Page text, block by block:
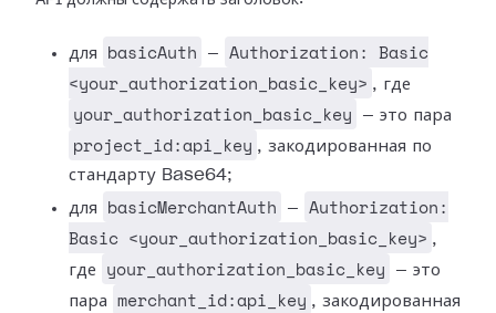
для basicAuth —
Authorization: Basic
<your_authorization_basic_key> , где
your_authorization_basic_key — это пара
project_id:api_key , закодированная по
стандарту Base64;
для
basicMerchantAuth —
Authorization:
Basic <your_authorization_basic_key> ,
где
your_authorization_basic_key
— это
пара
merchant_id:api_key , закодированная